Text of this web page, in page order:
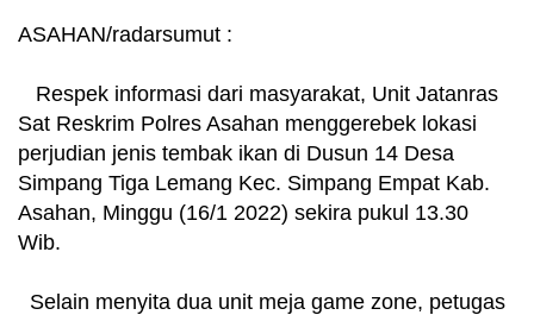
ASAHAN/radarsumut :
Respek informasi dari masyarakat, Unit Jatanras
Sat Reskrim Polres Asahan menggerebek lokasi
perjudian jenis tembak ikan di Dusun 14 Desa
Simpang Tiga Lemang Kec. Simpang Empat Kab.
Asahan, Minggu (16/1 2022) sekira pukul 13.30
Wib.
Selain menyita dua unit meja game zone, petugas